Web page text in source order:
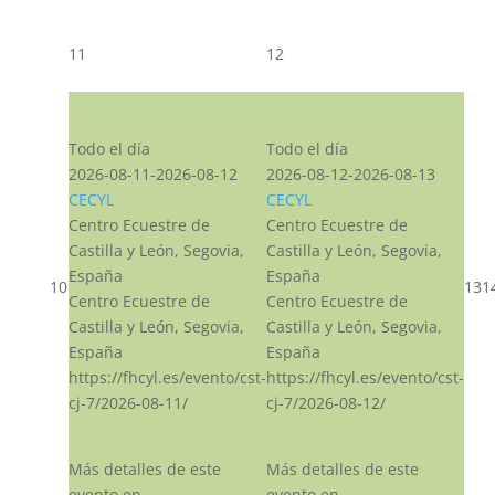
10
11
Todo el día
2026-08-11-2026-08-12
CECYL
Centro Ecuestre de
Castilla y León, Segovia,
España
Centro Ecuestre de
Castilla y León, Segovia,
España
https://fhcyl.es/evento/cst-
cj-7/2026-08-11/
Más detalles de este
12
Todo el día
2026-08-12-2026-08-13
CECYL
Centro Ecuestre de
Castilla y León, Segovia,
España
Centro Ecuestre de
Castilla y León, Segovia,
España
https://fhcyl.es/evento/cst-
cj-7/2026-08-12/
Más detalles de este
13